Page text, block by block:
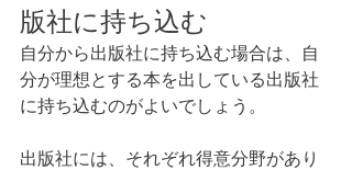
版社に持ち込む
自分から出版社に持ち込む場合は、自
分が理想とする本を出している出版社
に持ち込むのがよいでしょう。
出版社には、それぞれ得意分野があり